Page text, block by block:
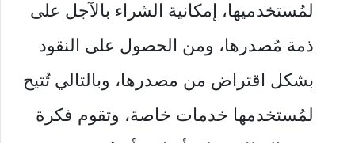
لمُستخدميها، إمكانية الشراء بالآجل على
ذمة مُصدرها، ومن الحصول على النقود
بشكل اقتراض من مصدرها، وبالتالي تُتيح
لمُستخدمها خدمات خاصة، وتقوم فكرة